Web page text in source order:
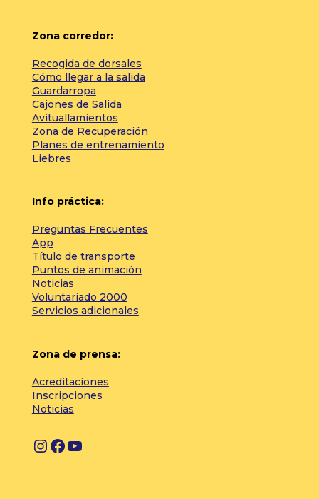
Zona corredor:
Recogida de dorsales
Cómo llegar a la salida
Guardarropa
Cajones de Salida
Avituallamientos
Zona de Recuperación
Planes de entrenamiento
Liebres
Info práctica:
Preguntas Frecuentes
App
Título de transporte
Puntos de animación
Noticias
Voluntariado 2000
Servicios adicionales
Zona de prensa:
Acreditaciones
Inscripciones
Noticias
I
F Y